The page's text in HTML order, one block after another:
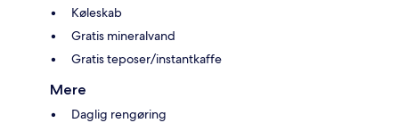
Køleskab
Gratis mineralvand
Gratis teposer/instantkaffe
Mere
Daglig rengøring